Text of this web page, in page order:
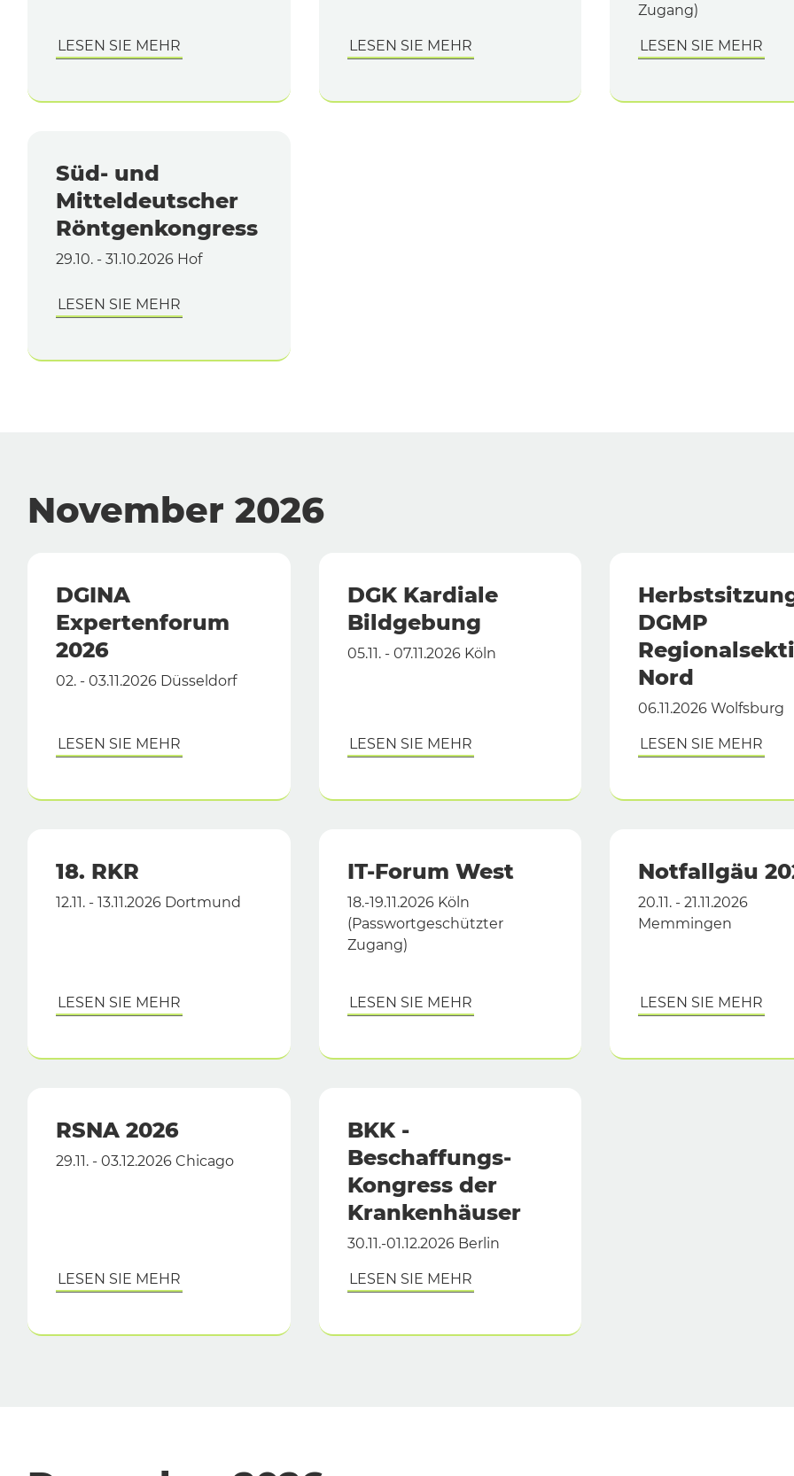
LESEN SIE MEHR LESEN SIE MEHR
Zugang)
LESEN SIE MEHR
Süd- und
Mitteldeutscher
Röntgenkongress
29.10. - 31.10.2026 Hof
LESEN SIE MEHR
November 2026
DGINA
Expertenforum
2026
02. - 03.11.2026 Düsseldorf
LESEN SIE MEHR
DGK Kardiale
Bildgebung
05.11. - 07.11.2026 Köln
LESEN SIE MEHR
DGMP
Nord
06.11.2026 Wolfsburg
LESEN SIE MEHR
18. RKR
12.11. - 13.11.2026 Dortmund
LESEN SIE MEHR
IT-Forum West
18.-19.11.2026 Köln
(Passwortgeschützter
Zugang)
LESEN SIE MEHR
Notfallgäu
20.11. - 21.11.2026
Memmingen
LESEN SIE MEHR
RSNA 2026
29.11. - 03.12.2026 Chicago
LESEN SIE MEHR
BKK -
Beschaffungs-
Kongress der
Krankenhäuser
30.11.-01.12.2026 Berlin
LESEN SIE MEHR